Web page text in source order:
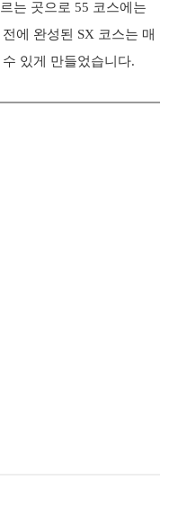
는 곳으로 55 코스에는
전에 완성된 SX 코스는 매
있게 만들었습니다.